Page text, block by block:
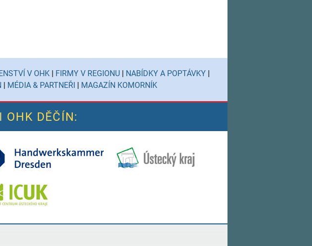
V OHK | FIRMY V REGIONU | NABÍDKY A POPTÁVKY |
| MÉDIA & PARTNEŘI | MAGAZÍN KOMORNÍK
OHK DĚČÍN: